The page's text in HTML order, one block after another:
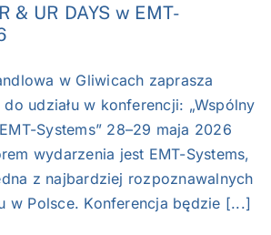
& UR DAYS w EMT-
w Gliwicach zaprasza
udziału w konferencji: „Wspólny
Systems” 28–29 maja 2026
wydarzenia jest EMT-Systems,
z najbardziej rozpoznawalnych
w Polsce. Konferencja będzie [...]